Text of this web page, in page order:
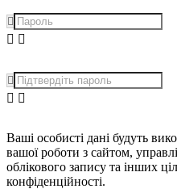
Ваші особисті дані будуть
вашої роботи з сайтом,
облікового запису та інших
конфіденційності.